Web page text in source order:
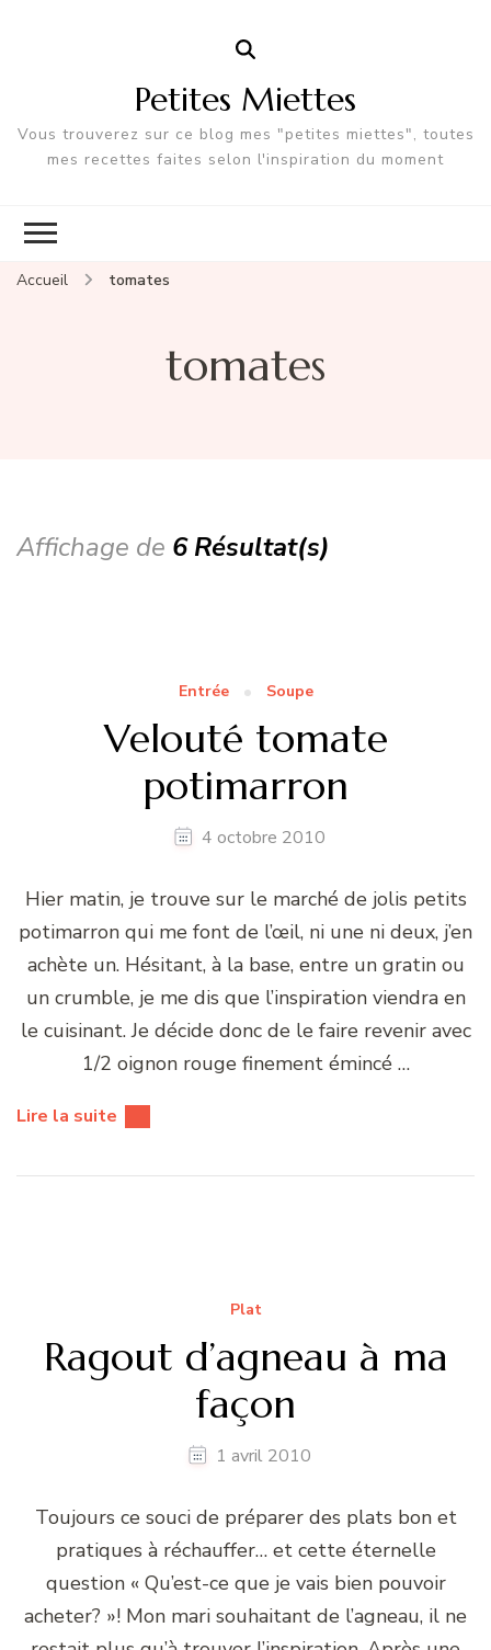
Petites Miettes
Vous trouverez sur ce blog mes "petites miettes", toutes
mes recettes faites selon l'inspiration du moment
Accueil tomates
tomates
Affichage de 6 Résultat(s)
Entrée Soupe
Velouté tomate
potimarron
4 octobre 2010
Hier matin, je trouve sur le marché de jolis petits
potimarron qui me font de l’œil, ni une ni deux, j’en
achète un. Hésitant, à la base, entre un gratin ou
un crumble, je me dis que l’inspiration viendra en
le cuisinant. Je décide donc de le faire revenir avec
1/2 oignon rouge finement émincé …
Lire la suite
Plat
Ragout d’agneau à ma
façon
1 avril 2010
Toujours ce souci de préparer des plats bon et
pratiques à réchauffer… et cette éternelle
question « Qu’est-ce que je vais bien pouvoir
acheter? »! Mon mari souhaitant de l’agneau, il ne